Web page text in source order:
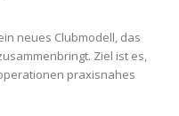
neues Clubmodell, das
Ziel ist es,
praxisnahes